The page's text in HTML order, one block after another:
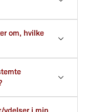
om, hvilke